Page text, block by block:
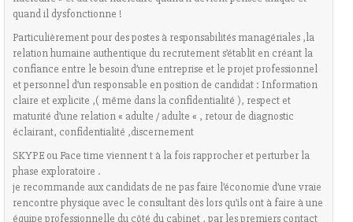
quand il dysfonctionne !
Particulièrement pour des postes à responsabilités managériales ,la
relation humaine authentique du recrutement s’établit en créant la
confiance entre le besoin d’une entreprise et le projet professionnel
et personnel d’un responsable en position de candidat : Information
claire et explicite ,( même dans la confidentialité ), respect et
maturité d’une relation « adulte / adulte « , retour de diagnostic
éclairant, confidentialité ,discernement
SKYPE ou Face time viennent t à la fois rapprocher et perturber la
phase exploratoire .
je recommande aux candidats de ne pas faire l’économie d’une vraie
rencontre physique avec le consultant dès lors qu’ils ont à faire à une
équipe professionnelle du côté du cabinet , par les premiers contact